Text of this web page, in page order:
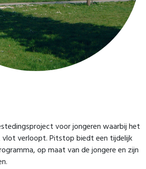
voor jongeren waarbij het
verloopt. Pitstop biedt een tijdelijk
op maat van de jongere en zijn